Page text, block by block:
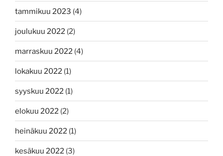
tammikuu 2023 (4)
joulukuu 2022 (2)
marraskuu 2022 (4)
lokakuu 2022 (1)
syyskuu 2022 (1)
elokuu 2022 (2)
heinäkuu 2022 (1)
kesäkuu 2022 (3)